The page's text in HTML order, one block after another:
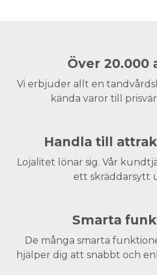
Över 20.000
Vi erbjuder allt en
kända varor till
Handla till
Lojalitet lönar sig. Vår
ett skräddarsytt
Smarta
De många smarta
hjälper dig att snabbt och